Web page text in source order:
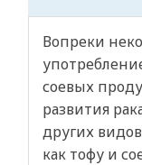
Вопреки
соевых
развития
других
как тофу и